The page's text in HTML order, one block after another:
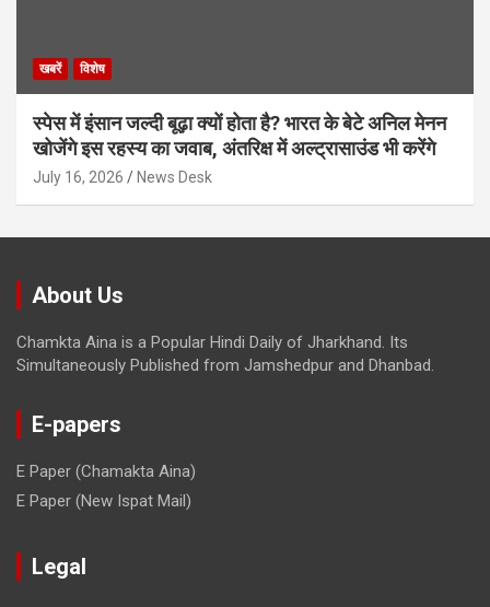
खबरें विशेष
स्पेस में इंसान जल्दी बूढ़ा क्यों होता है? भारत के बेटे अनिल मेनन
खोजेंगे इस रहस्य का जवाब, अंतरिक्ष में अल्ट्रासाउंड भी करेंगे
July 16, 2026 News Desk
About Us
Chamkta Aina is a Popular Hindi Daily of Jharkhand. Its
Simultaneously Published from Jamshedpur and Dhanbad.
E-papers
E Paper (Chamakta Aina)
E Paper (New Ispat Mail)
Legal